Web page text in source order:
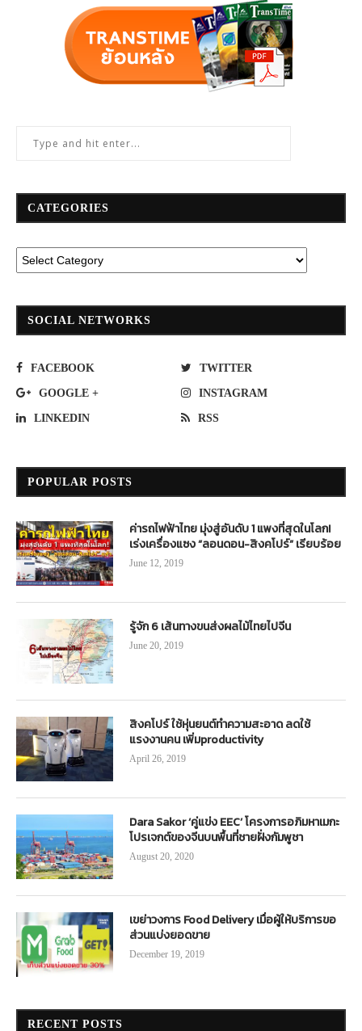
CATEGORIES
SOCIAL NETWORKS
FACEBOOK TWITTER
GOOGLE + INSTAGRAM
LINKEDIN RSS
POPULAR POSTS
ค่ารถไฟฟ้าไทย มุ่งสู่อันดับ 1 แพงที่สุดในโลก!
เร่งเครื่องแซง “ลอนดอน-สิงคโปร์” เรียบร้อย
June 12, 2019
รู้จัก 6 เส้นทางขนส่งผลไม้ไทยไปจีน
June 20, 2019
สิงคโปร์ ใช้หุ่นยนต์ทำความสะอาด ลดใช้
แรงงานคน เพิ่มproductivity
April 26, 2019
Dara Sakor ‘คู่แข่ง EEC’ โครงการอภิมหาเมกะ
โปรเจกต์ของจีนบนพื้นที่ชายฝั่งกัมพูชา
August 20, 2020
เขย่าวงการ Food Delivery เมื่อผู้ให้บริการขอ
ส่วนแบ่งยอดขาย
December 19, 2019
RECENT POSTS